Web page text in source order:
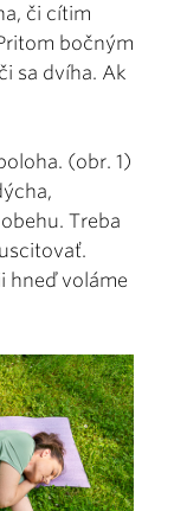
či cítim
bočným
sa dvíha. Ak
(obr. 1)
Treba
hneď voláme